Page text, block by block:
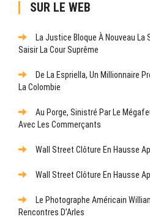
SUR LE WEB
La Justice Bloque À Nouveau La
Saisir La Cour Suprême
De La Espriella, Un Millionnaire
La Colombie
Au Porge, Sinistré Par Le
Avec Les Commerçants
Wall Street Clôture En Hausse
Wall Street Clôture En Hausse
Le Photographe Américain
Rencontres D’Arles